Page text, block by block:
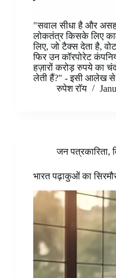
"सवाल सीधा है और
लोकतंत्र किसके लिए
लिए, जो टैक्स देता है,
फिर उन कॉरपोरेट
हज़ारों करोड़ रुपये का
लेती हैं?" - इसी आलेख से
रुपेश रॉय
जन पत्रकारिता,
भारत पढ़ाकुओं का